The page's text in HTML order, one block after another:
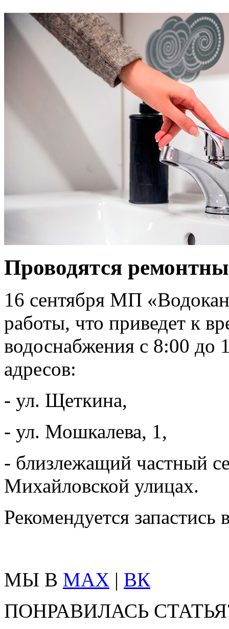
Проводятся
16 сентября МП
работы, что приведет к
водоснабжения с 8:00 до
адресов:
- ул. Щеткина,
- ул. Мошкалева, 1,
- близлежащий частный
Михайловской улицах.
Рекомендуется
МЫ В MAX | ВК
ПОНРАВИЛАСЬ